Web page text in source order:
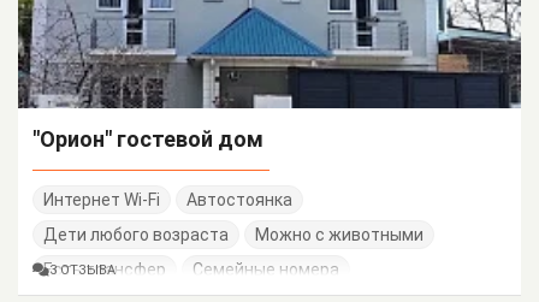
"Орион" гостевой дом
Интернет Wi-Fi
Автостоянка
Дети любого возраста
Можно с животными
Есть трансфер
Семейные номера
3 ОТЗЫВА